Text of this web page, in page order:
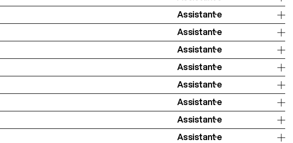
Assistant·e
Assistant·e
Assistant·e
Assistant·e
Assistant·e
Assistant·e
Assistant·e
Assistant·e